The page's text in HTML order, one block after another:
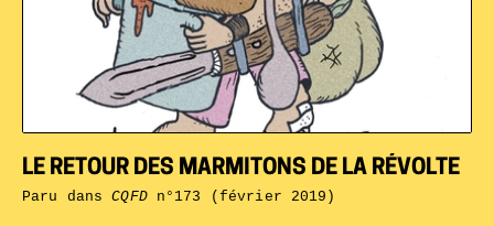
LE RETOUR DES MARMITONS DE LA RÉVOLTE
Paru dansCQFDn°173 (février 2019)